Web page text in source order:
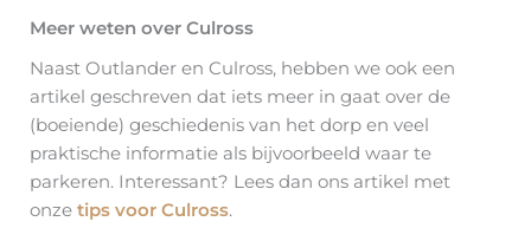
Meer weten over Culross
Naast Outlander en Culross, hebben we ook een
artikel geschreven dat iets meer in gaat over de
(boeiende) geschiedenis van het dorp en veel
praktische informatie als bijvoorbeeld waar te
parkeren. Interessant? Lees dan ons artikel met
onze tips voor Culross.